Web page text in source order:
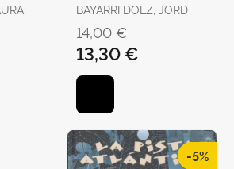
BAYARRI DOLZ, JORD
14,00 €
13,30 €
-5%